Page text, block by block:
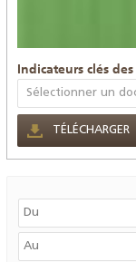
Indicateurs clés
TÉLÉCHARGER